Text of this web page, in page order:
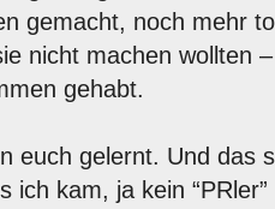
gemacht, noch mehr
nicht machen wollten
gehabt.
euch gelernt. Und das
ich kam, ja kein